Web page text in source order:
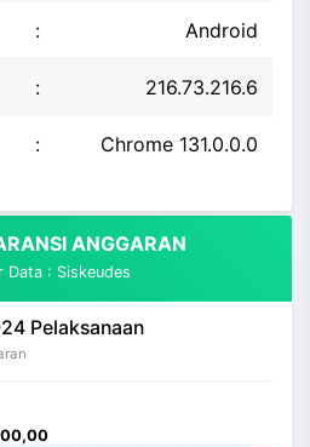
: Android
: 216.73.216.6
: Chrome 131.0.0.0
ANGGARAN
Data : Siskeudes
Pelaksanaan